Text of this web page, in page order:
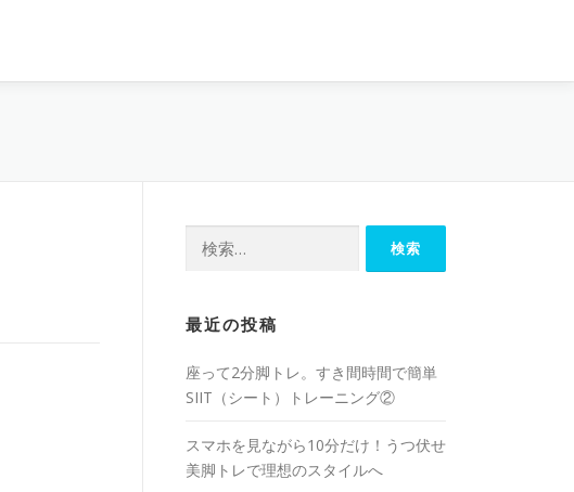
最近の投稿
座って2分脚トレ。すき間時間で簡単
SIIT（シート）トレーニング②
スマホを見ながら10分だけ！うつ伏せ
美脚トレで理想のスタイルへ